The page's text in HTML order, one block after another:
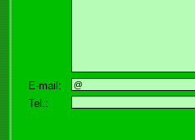
E-mail:
Tel.: